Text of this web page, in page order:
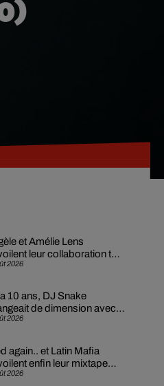
2026
et Amélie Lens
leur collaboration tant
2026
10 ans, DJ Snake
de dimension avec
premier...
2026
again.. et Latin Mafia
enfin leur mixtape
en...